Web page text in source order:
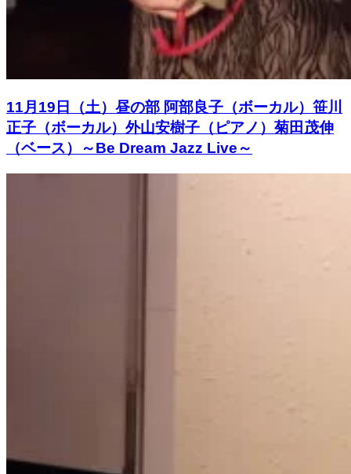
11月19日（土）昼の部 阿部良子（ボーカル）笹川
正子（ボーカル）外山安樹子（ピアノ）菊田茂伸
（ベース）～Be Dream Jazz Live～